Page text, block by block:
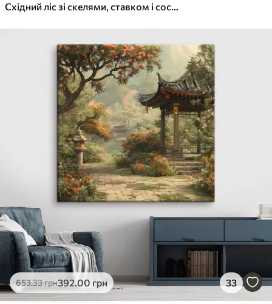
Східний ліс зі скелями, ставком і соснами, зелень, акварельний стиль
653.33грн392.00 грн 33